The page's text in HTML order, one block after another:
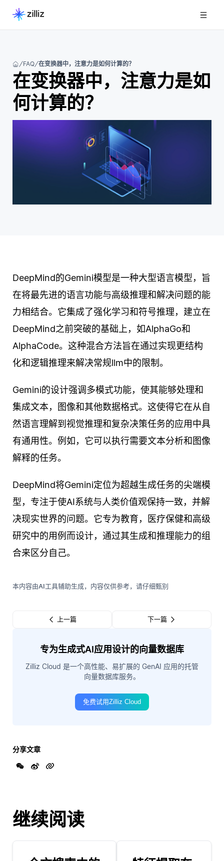
FAQ 在变换器中，注意力是如何计算的？
在变换器中，注意力是如
何计算的？
DeepMind的Gemini模型是一种大型语言模型，旨
在将最先进的语言功能与高级推理和解决问题的能
力相结合。它集成了强化学习和符号推理，建立在
DeepMind之前突破的基础上，如AlphaGo和
AlphaCode。这种混合方法旨在通过实现更结构
化和逻辑推理来解决常规llm中的限制。
Gemini的设计强调多模式功能，使其能够处理和
集成文本，图像和其他数据格式。这使得它在从自
然语言理解到视觉推理和复杂决策任务的应用中具
有通用性。例如，它可以执行需要文本分析和图像
解释的任务。
DeepMind将Gemini定位为超越生成任务的尖端模
型，专注于使AI系统与人类价值观保持一致，并解
决现实世界的问题。它专为教育，医疗保健和高级
研究中的用例而设计，通过其生成和推理能力的组
合来区分自己。
本内容由AI工具辅助生成，内容仅供参考，请仔细甄别
上一篇 下一篇
专为生成式AI应用设计的向量数据库
Zilliz Cloud 是一个高性能、易扩展的 GenAI 应用的托管
向量数据库服务。
免费试用Zilliz Cloud
分享文章
继续阅读